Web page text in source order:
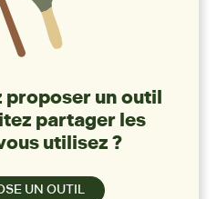
proposer un outil
partager les
utilisez ?
UN OUTIL